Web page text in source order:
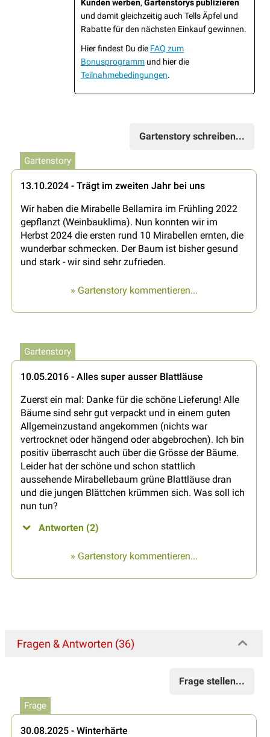
Kunden werben, Gartenstorys publizieren
und damit gleichzeitig auch Tells Äpfel und
Rabatte für den nächsten Einkauf gewinnen.
Hier findest Du die FAQ zum
Bonusprogramm und hier die
Teilnahmebedingungen.
Gartenstory schreiben...
Gartenstory
13.10.2024 - Trägt im zweiten Jahr bei uns
Wir haben die Mirabelle Bellamira im Frühling 2022
gepflanzt (Weinbauklima). Nun konnten wir im
Herbst 2024 die ersten rund 10 Mirabellen ernten, die
wunderbar schmecken. Der Baum ist bisher gesund
und stark - wir sind sehr zufrieden.
» Gartenstory kommentieren...
Gartenstory
10.05.2016 - Alles super ausser Blattläuse
Zuerst ein mal: Danke für die schöne Lieferung! Alle
Bäume sind sehr gut verpackt und in einem guten
Allgemeinzustand angekommen (nichts war
vertrocknet oder hängend oder abgebrochen). Ich bin
positiv überrascht auch über die Grösse der Bäume.
Leider hat der schöne und schon stattlich
aussehende Mirabellebaum grüne Blattläuse dran
und die jungen Blättchen krümmen sich. Was soll ich
nun tun?
Antworten (2)
» Gartenstory kommentieren...
Fragen & Antworten (36)
Frage stellen...
Frage
30.08.2025 - Winterhärte